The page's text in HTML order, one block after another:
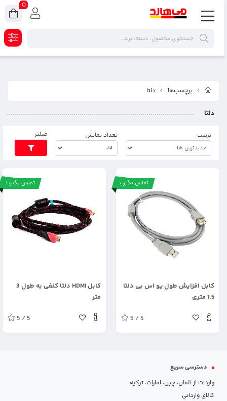
برچسب‌ها دلتا
دلتا
ترتیب تعداد نمایش فیلتر
تماس بگیرید
کابل افزایش طول یو اس بی دلتا
1.5 متری
5 / 5
تماس بگیرید
کابل HDMI دلتا کنفی به طول 3
متر
5 / 5
دسترسی سریع
واردات از آلمان، چین، امارات، ترکیه
کالای وارداتی
0